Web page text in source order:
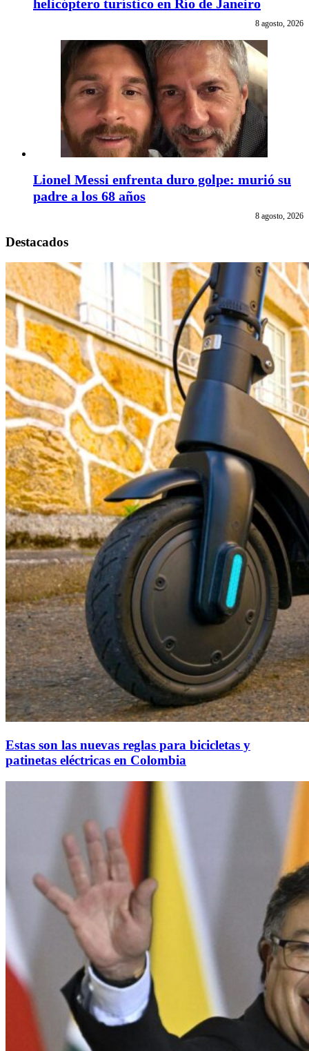
helicóptero turístico en Río de Janeiro
8 agosto, 2026
Lionel Messi enfrenta duro golpe: murió su
padre a los 68 años
8 agosto, 2026
Destacados
Estas son las nuevas reglas para bicicletas y
patinetas eléctricas en Colombia